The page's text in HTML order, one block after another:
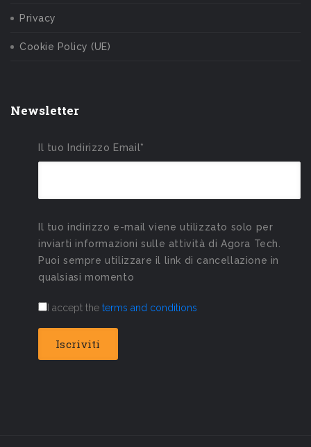
Privacy
Cookie Policy (UE)
Newsletter
Il tuo Indirizzo Email*
Il tuo indirizzo e-mail viene utilizzato solo per
inviarti informazioni sulle attività di Agora Tech.
Puoi sempre utilizzare il link di cancellazione in
qualsiasi momento
I accept the terms and conditions